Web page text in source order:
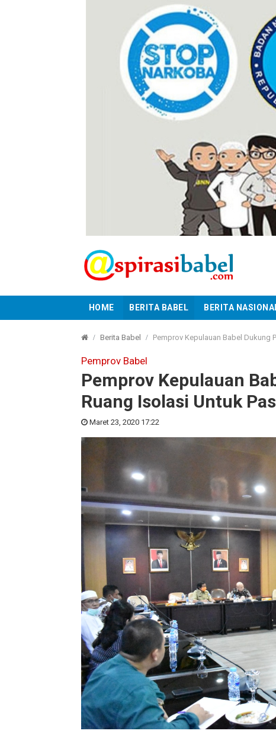
HOME BERITA BABEL BERITA
Berita Babel Pemprov Kepulauan Babel Dukung
Pemprov Babel
Pemprov Kepulauan
Ruang Isolasi Untuk
Maret 23, 2020 17:22